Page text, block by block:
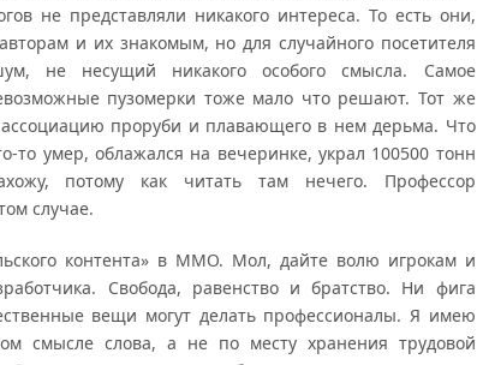
не представляли никакого интереса. То есть они,
и их знакомым, но для случайного посетителя
не несущий никакого особого смысла. Самое
пузомерки тоже мало что решают. Тот же
ассоциацию проруби и плавающего в нем дерьма. Что
то умер, облажался на вечеринке, украл 100500 тонн
потому как читать там нечего. Профессор
случае.
контента» в ММО. Мол, дайте волю игрокам и
Свобода, равенство и братство. Ни фига
вещи могут делать профессионалы. Я имею
смысле слова, а не по месту хранения трудовой